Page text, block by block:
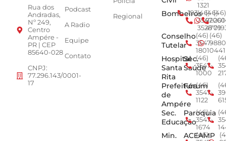
Rua dos
Andradas,
Nº 249,
Centro
Ampére -
PR | CEP
85640-028
CNPJ:
77.296.143/0001-
17
Podcast
A Radio
Equipe
Contato
Regional
1321
Bombeiros
193(46)
3547-
3528
(46)
4779
(46)
Conselho
Tutelar
(46)
3547-
1801
(46)
0441
Hospital
Santa
Rita
Sec.
Saúde
(46)
3547-
1000
Prefeitura
de
Ampére
Fórum
(46)
3547-
1122
Sec.
Educação
Paroquia
(46)
3547-
1674
Min.
ACEAMP
(46)